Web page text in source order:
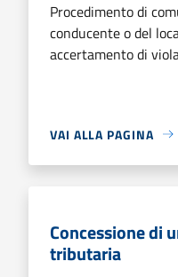
Procedimento di
conducente o del
accertamento di
VAI ALLA PAGINA
Concessione di
tributaria